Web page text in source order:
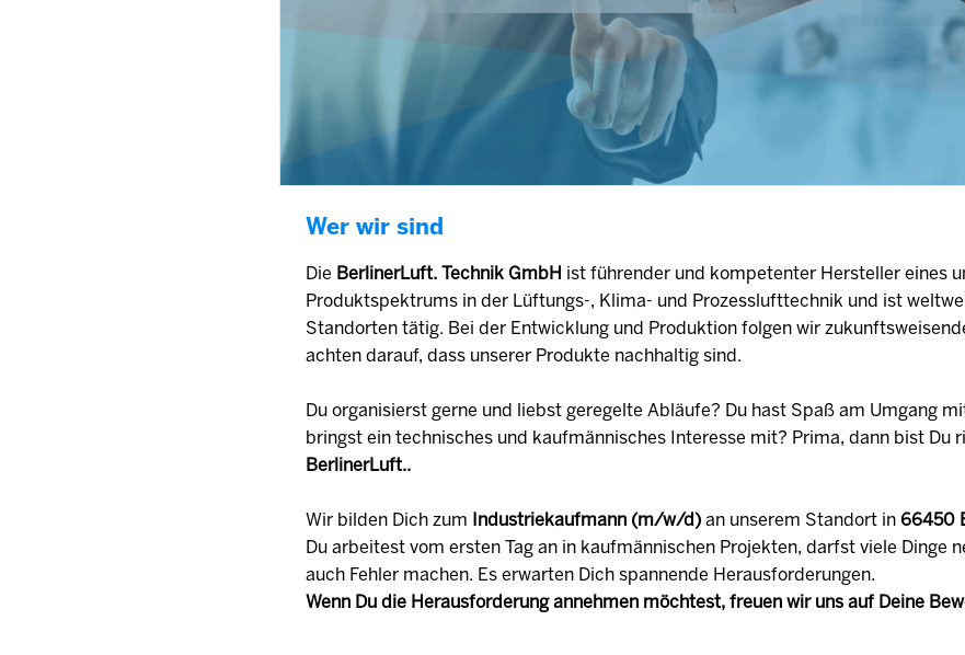
Wer wir sind
Die BerlinerLuft. Technik GmbH ist führender und kompetenter Hersteller eines
Produktspektrums in der Lüftungs-, Klima- und Prozesslufttechnik und ist
Standorten tätig. Bei der Entwicklung und Produktion folgen wir
achten darauf, dass unserer Produkte nachhaltig sind.
Du organisierst gerne und liebst geregelte Abläufe? Du hast Spaß am Umgang
bringst ein technisches und kaufmännisches Interesse mit? Prima, dann bist Du
BerlinerLuft..
Wir bilden Dich zum Industriekaufmann (m/w/d) an unserem Standort in 66450
Du arbeitest vom ersten Tag an in kaufmännischen Projekten, darfst viele Dinge
auch Fehler machen. Es erwarten Dich spannende Herausforderungen.
Wenn Du die Herausforderung annehmen möchtest, freuen wir uns auf Deine